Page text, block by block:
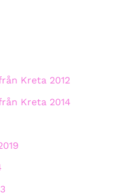
Kreta 2012
Kreta 2014